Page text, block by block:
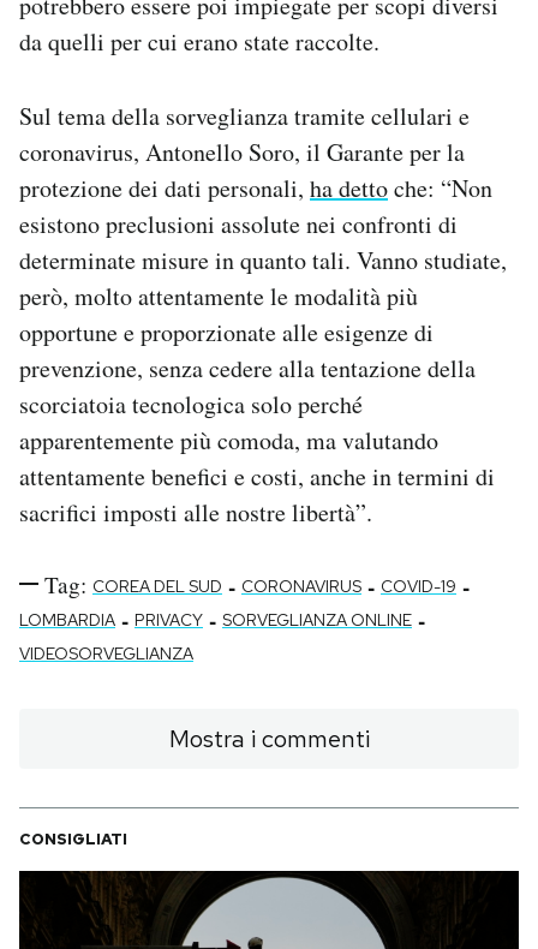
da quelli per cui erano state raccolte.
Sul tema della sorveglianza tramite cellulari e
coronavirus, Antonello Soro, il Garante per la
protezione dei dati personali, ha dettoche: “Non
esistono preclusioni assolute nei confronti di
determinate misure in quanto tali. Vanno studiate,
però, molto attentamente le modalità più
opportune e proporzionate alle esigenze di
prevenzione, senza cedere alla tentazione della
scorciatoia tecnologica solo perché
apparentemente più comoda, ma valutando
attentamente benefici e costi, anche in termini di
sacrifici imposti alle nostre libertà”.
Tag: COREA DEL SUD - CORONAVIRUS - COVID-19 -
LOMBARDIA - PRIVACY - SORVEGLIANZA ONLINE -
VIDEOSORVEGLIANZA
Mostra i commenti
CONSIGLIATI